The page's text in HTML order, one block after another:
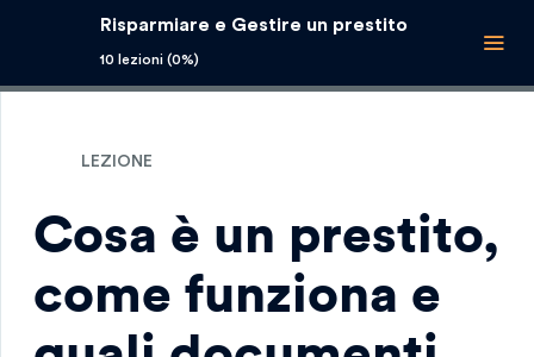
Risparmiare e Gestire un prestito
10 lezioni (0%)
LEZIONE
Cosa è un prestito,
come funziona e